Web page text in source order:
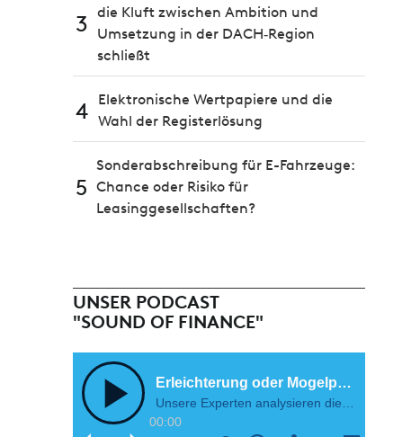
3 die Kluft zwischen Ambition und
Umsetzung in der DACH‑Region
schließt
4
Elektronische Wertpapiere und die
Wahl der Registerlösung
5
Sonderabschreibung für E-Fahrzeuge:
Chance oder Risiko für
Leasinggesellschaften?
UNSER PODCAST
"SOUND OF FINANCE"